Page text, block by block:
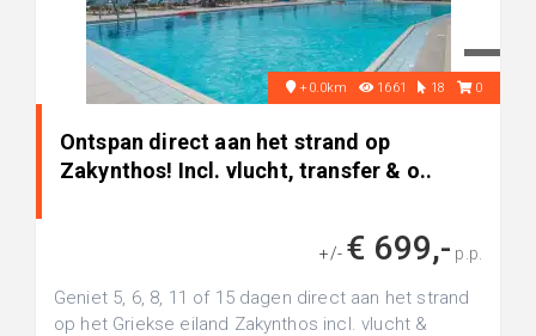
+0.0km 1661 18 0
Ontspan direct aan het strand op
Zakynthos! Incl. vlucht, transfer & o..
+/- € 699,- p.p.
Geniet 5, 6, 8, 11 of 15 dagen direct aan het strand
op het Griekse eiland Zakynthos incl. vlucht &